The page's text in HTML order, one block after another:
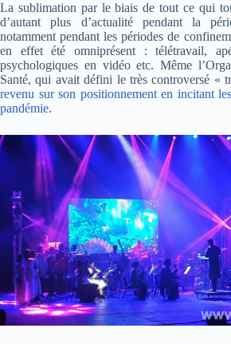
La sublimation par le biais de tout ce qui
d’autant plus d’actualité pendant la
notamment pendant les périodes de
en effet été omniprésent : télétravail,
psychologiques en vidéo etc. Même
Santé, qui avait défini le très controversé «
revenu sur son positionnement en incitant
pandémie.